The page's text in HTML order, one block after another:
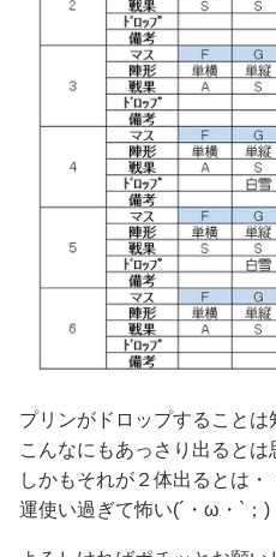
プリンがドロップすることは
こんなにもあっさり出るとは
しかもそれが２体出るとは・
運使い過ぎて怖い(´・ω・`；)